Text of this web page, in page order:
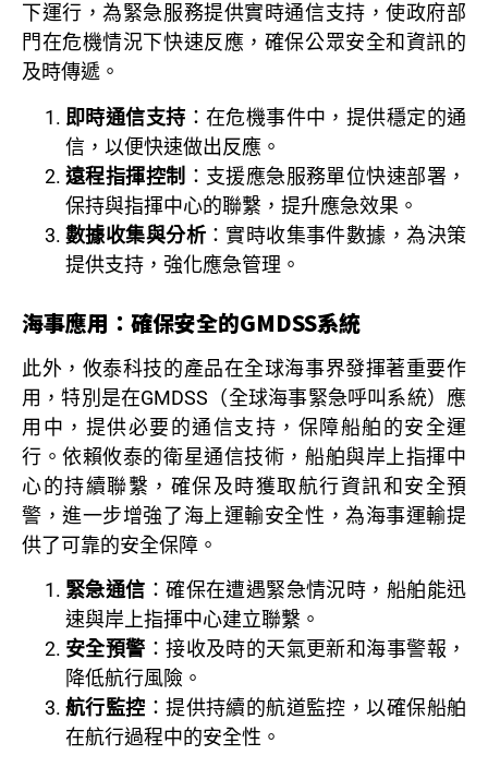
下運行，為緊急服務提供實時通信支持，使政府部
門在危機情況下快速反應，確保公眾安全和資訊的
及時傳遞。
即時通信支持 ：在危機事件中，提供穩定的通
信，以便快速做出反應。
遠程指揮控制 ：支援應急服務單位快速部署，
保持與指揮中心的聯繫，提升應急效果。
數據收集與分析：實時收集事件數據，為決策
提供支持，強化應急管理。
海事應用：確保安全的GMDSS系統
此外，攸泰科技的產品在全球海事界發揮著重要作
用，特別是在GMDSS（全球海事緊急呼叫系統）應
用中，提供必要的通信支持，保障船舶的安全運
行。依賴攸泰的衛星通信技術，船舶與岸上指揮中
心的持續聯繫，確保及時獲取航行資訊和安全預
警，進一步增強了海上運輸安全性，為海事運輸提
供了可靠的安全保障。
緊急通信 ：確保在遭遇緊急情況時，船舶能迅
速與岸上指揮中心建立聯繫。
安全預警 ：接收及時的天氣更新和海事警報，
降低航行風險。
航行監控 ：提供持續的航道監控，以確保船舶
在航行過程中的安全性。